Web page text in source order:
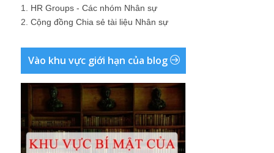
1. HR Groups - Các nhóm Nhân sự
2. Cộng đồng Chia sẻ tài liệu Nhân sự
Vào khu vực giới hạn của blog